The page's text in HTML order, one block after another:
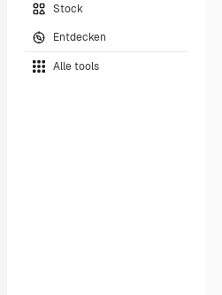
Stock
Entdecken
Alle tools